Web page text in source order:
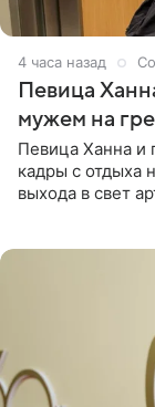
4 часа назад
Певица
мужем на
Певица Ханна и
кадры с отдыха
выхода в свет